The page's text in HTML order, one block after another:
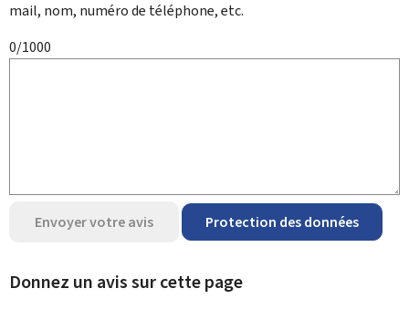
mail, nom, numéro de téléphone, etc.
0/1000
Envoyer votre avis Protection des données
Donnez un avis sur cette page